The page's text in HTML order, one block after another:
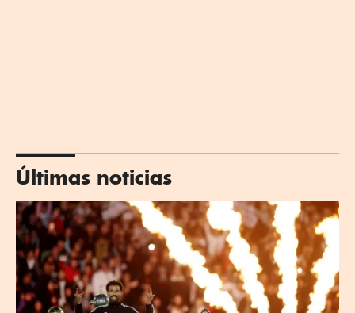
Últimas noticias